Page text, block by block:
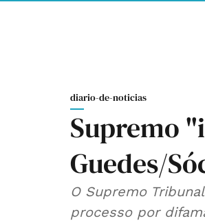
diario-de-noticias
Supremo
Guedes/
O Supremo
processo por